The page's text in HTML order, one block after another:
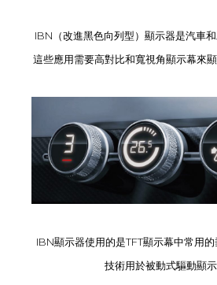
IBN（改進黑色向列型）顯示器是汽車
這些應用需要高對比和寬視角顯示幕來
IBN顯示器使用的是TFT顯示幕中常用
技術用於被動式驅動顯示